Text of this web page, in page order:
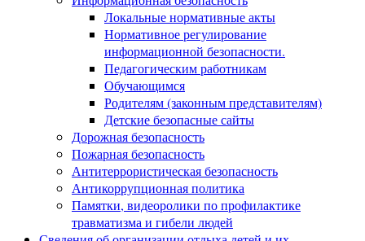
Локальные нормативные акты
Нормативное регулирование
информационной безопасности.
Педагогическим работникам
Обучающимся
Родителям (законным представителям)
Детские безопасные сайты
Дорожная безопасность
Пожарная безопасность
Антитеррористическая безопасность
Антикоррупционная политика
Памятки, видеоролики по профилактике
травматизма и гибели людей